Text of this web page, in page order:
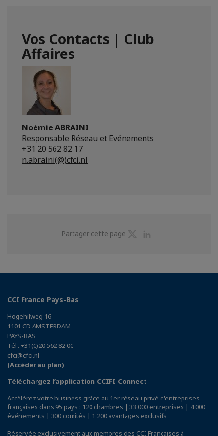
Vos Contacts | Club
Affaires
Noémie ABRAINI
Responsable Réseau et Evénements
+31 20 562 82 17
n.abraini(@)cfci.nl
Partager cette page
Partager
CCI France Pays-Bas
Hogehilweg 16
1101 CD AMSTERDAM
PAYS-BAS
Tél : +31(0)20 562 82 00
cfci@cfci.nl
(Accéder au plan)
Téléchargez l’application CCIFI Connect
Accélérez votre business grâce au 1er réseau privé d'entreprises
françaises dans 95 pays : 120 chambres | 33 000 entreprises | 4 000
événements | 300 comités | 1 200 avantages exclusifs
Réservée exclusivement aux membres des CCI Françaises à